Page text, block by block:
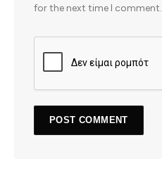
for the next time I comment.